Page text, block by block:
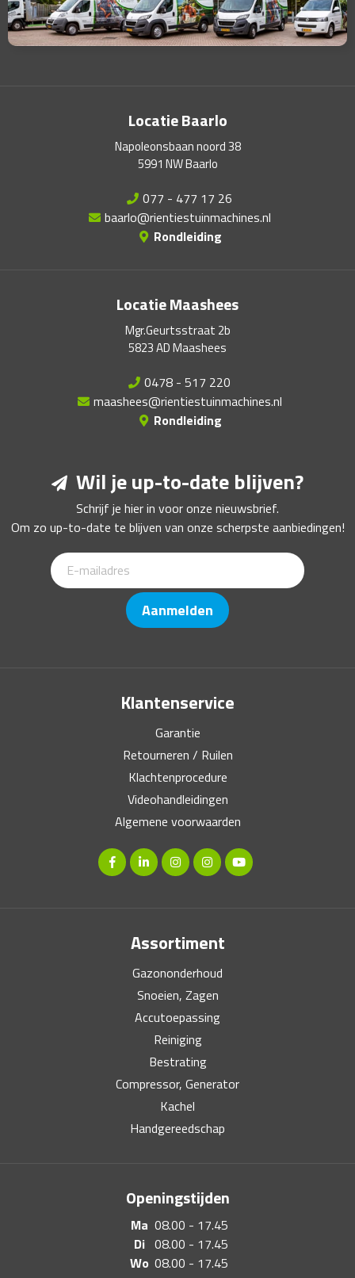
Locatie Baarlo
Napoleonsbaan noord 38
5991 NW Baarlo
077 - 477 17 26
baarlo@rientiestuinmachines.nl
Rondleiding
Locatie Maashees
Mgr.Geurtsstraat 2b
5823 AD Maashees
0478 - 517 220
maashees@rientiestuinmachines.nl
Rondleiding
Wil je up-to-date blijven?
Schrijf je hier in voor onze nieuwsbrief.
Om zo up-to-date te blijven van onze scherpste aanbiedingen!
Aanmelden
Klantenservice
Garantie
Retourneren / Ruilen
Klachtenprocedure
Videohandleidingen
Algemene voorwaarden
Assortiment
Gazononderhoud
Snoeien, Zagen
Accutoepassing
Reiniging
Bestrating
Compressor, Generator
Kachel
Handgereedschap
Openingstijden
Ma 08.00 - 17.45
Di 08.00 - 17.45
Wo 08.00 - 17.45